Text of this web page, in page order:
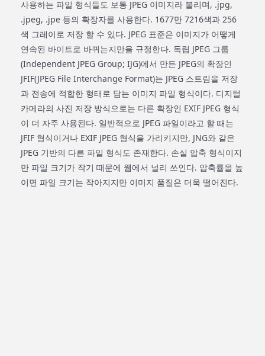
사용하는 파일 형식들도 보통 JPEG 이미지라 불리며, .jpg,
.jpeg, .jpe 등의 확장자를 사용한다. 1677만 7216색과 256
색 그레이로 저장 할 수 있다. JPEG 표준은 이미지가 어떻게
연속된 바이트로 바뀌는지만을 규정한다. 독립 JPEG 그룹
(Independent JPEG Group; IJG)에서 만든 JPEG의 확장인
JFIF(JPEG File Interchange Format)는 JPEG 스트림을 저장
과 전송에 적합한 형태로 담는 이미지 파일 형식이다. 디지털
카메라의 사진 저장 방식으로는 다른 확장인 EXIF JPEG 형식
이 더 자주 사용된다. 일반적으로 JPEG 파일이라고 할 때는
JFIF 형식이거나 EXIF JPEG 형식을 가리키지만, JNG와 같은
JPEG 기반의 다른 파일 형식도 존재한다. 손실 압축 형식이지
만 파일 크기가 작기 때문에 웹에서 널리 쓰인다. 압축률을 높
이면 파일 크기는 작아지지만 이미지 품질은 더욱 떨어진다.